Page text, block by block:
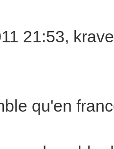
21:53,
qu'en